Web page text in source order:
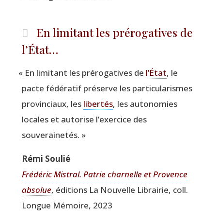
En limitant les prérogatives de
l’État…
« En limi­tant les pré­ro­ga­tives de l’État, le
pacte fédé­ra­tif pré­serve les par­ti­cu­la­rismes
pro­vin­ciaux, les liber­tés, les auto­no­mies
locales et auto­rise l’exercice des
souverainetés. »
Rémi Sou­lié
Fré­dé­ric Mis­tral. Patrie char­nelle et Pro­vence
abso­lue, édi­tions La Nou­velle Librai­rie, coll.
Longue Mémoire, 2023